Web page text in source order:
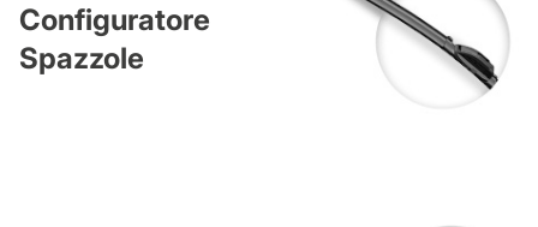
Configuratore
Spazzole